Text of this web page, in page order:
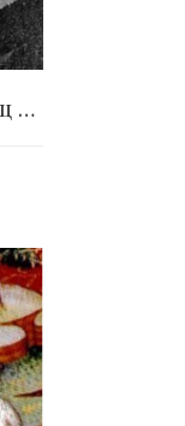
16 жутко-завораживающих лиц насекомых, снятых в..